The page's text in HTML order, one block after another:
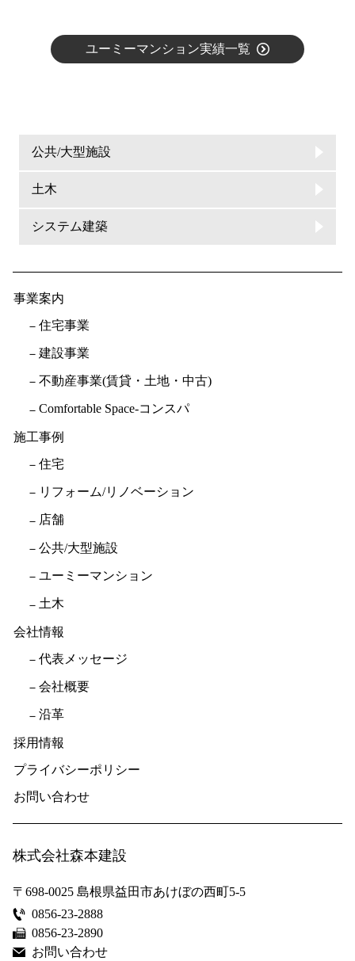
ユーミーマンション実績一覧
公共/大型施設
土木
システム建築
事業案内
住宅事業
建設事業
不動産事業(賃貸・土地・中古)
Comfortable Space-コンスパ
施工事例
住宅
リフォーム/リノベーション
店舗
公共/大型施設
ユーミーマンション
土木
会社情報
代表メッセージ
会社概要
沿革
採用情報
プライバシーポリシー
お問い合わせ
株式会社森本建設
〒698-0025 島根県益田市あけぼの西町5-5
0856-23-2888
0856-23-2890
お問い合わせ